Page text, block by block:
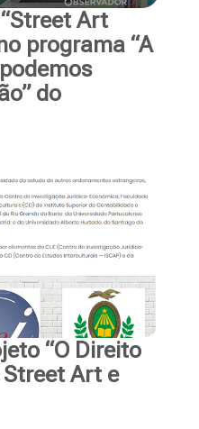
Art
programa “A
do
“O Direito
Street Art e